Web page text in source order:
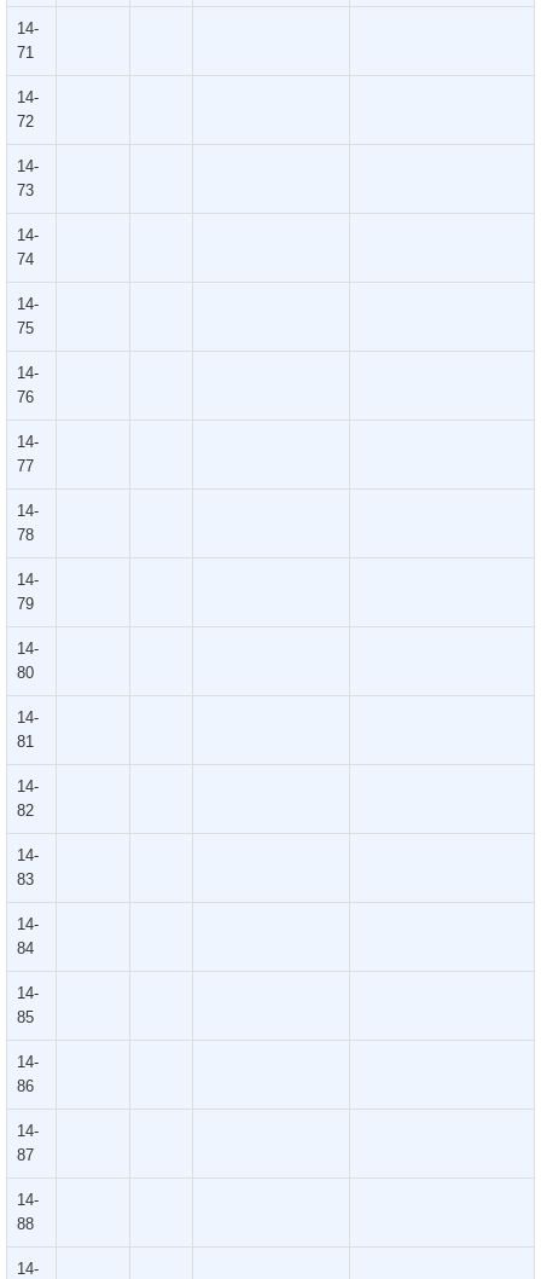
14-
71
14-
72
14-
73
14-
74
14-
75
14-
76
14-
77
14-
78
14-
79
14-
80
14-
81
14-
82
14-
83
14-
84
14-
85
14-
86
14-
87
14-
88
14-